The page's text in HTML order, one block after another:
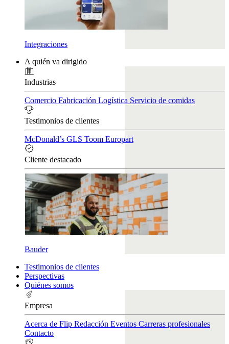
Integraciones
A quién va dirigido
Industrias
Comercio Fabricación Logística Servicio de comidas
Testimonios de clientes
McDonald’s GLS Toom Europart
Cliente destacado
Bauder
Testimonios de clientes
Perspectivas
Quiénes somos
Empresa
Acerca de Flip Redacción Eventos Carreras profesionales
Contacto